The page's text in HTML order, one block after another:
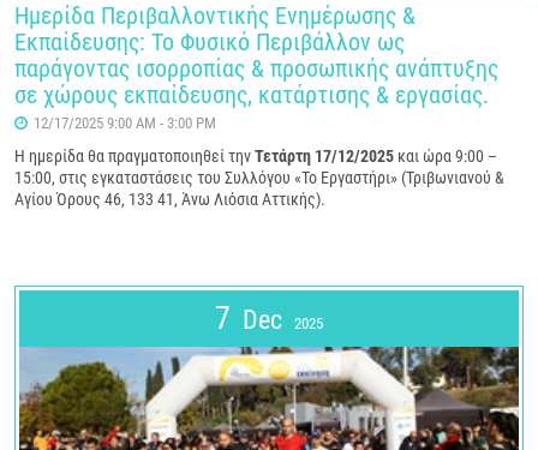
Ημερίδα Περιβαλλοντικής Ενημέρωσης &
Εκπαίδευσης: Το Φυσικό Περιβάλλον ως
παράγοντας ισορροπίας & προσωπικής ανάπτυξης
σε χώρους εκπαίδευσης, κατάρτισης & εργασίας.
12/17/2025 9:00 AM - 3:00 PM
Η ημερίδα θα πραγματοποιηθεί τηνΤετάρτη 17/12/2025 και ώρα 9:00 –
15:00, στις εγκαταστάσεις του Συλλόγου «Το Εργαστήρι» (Τριβωνιανού &
Αγίου Όρους 46, 133 41, Άνω Λιόσια Αττικής).
7 Dec 2025